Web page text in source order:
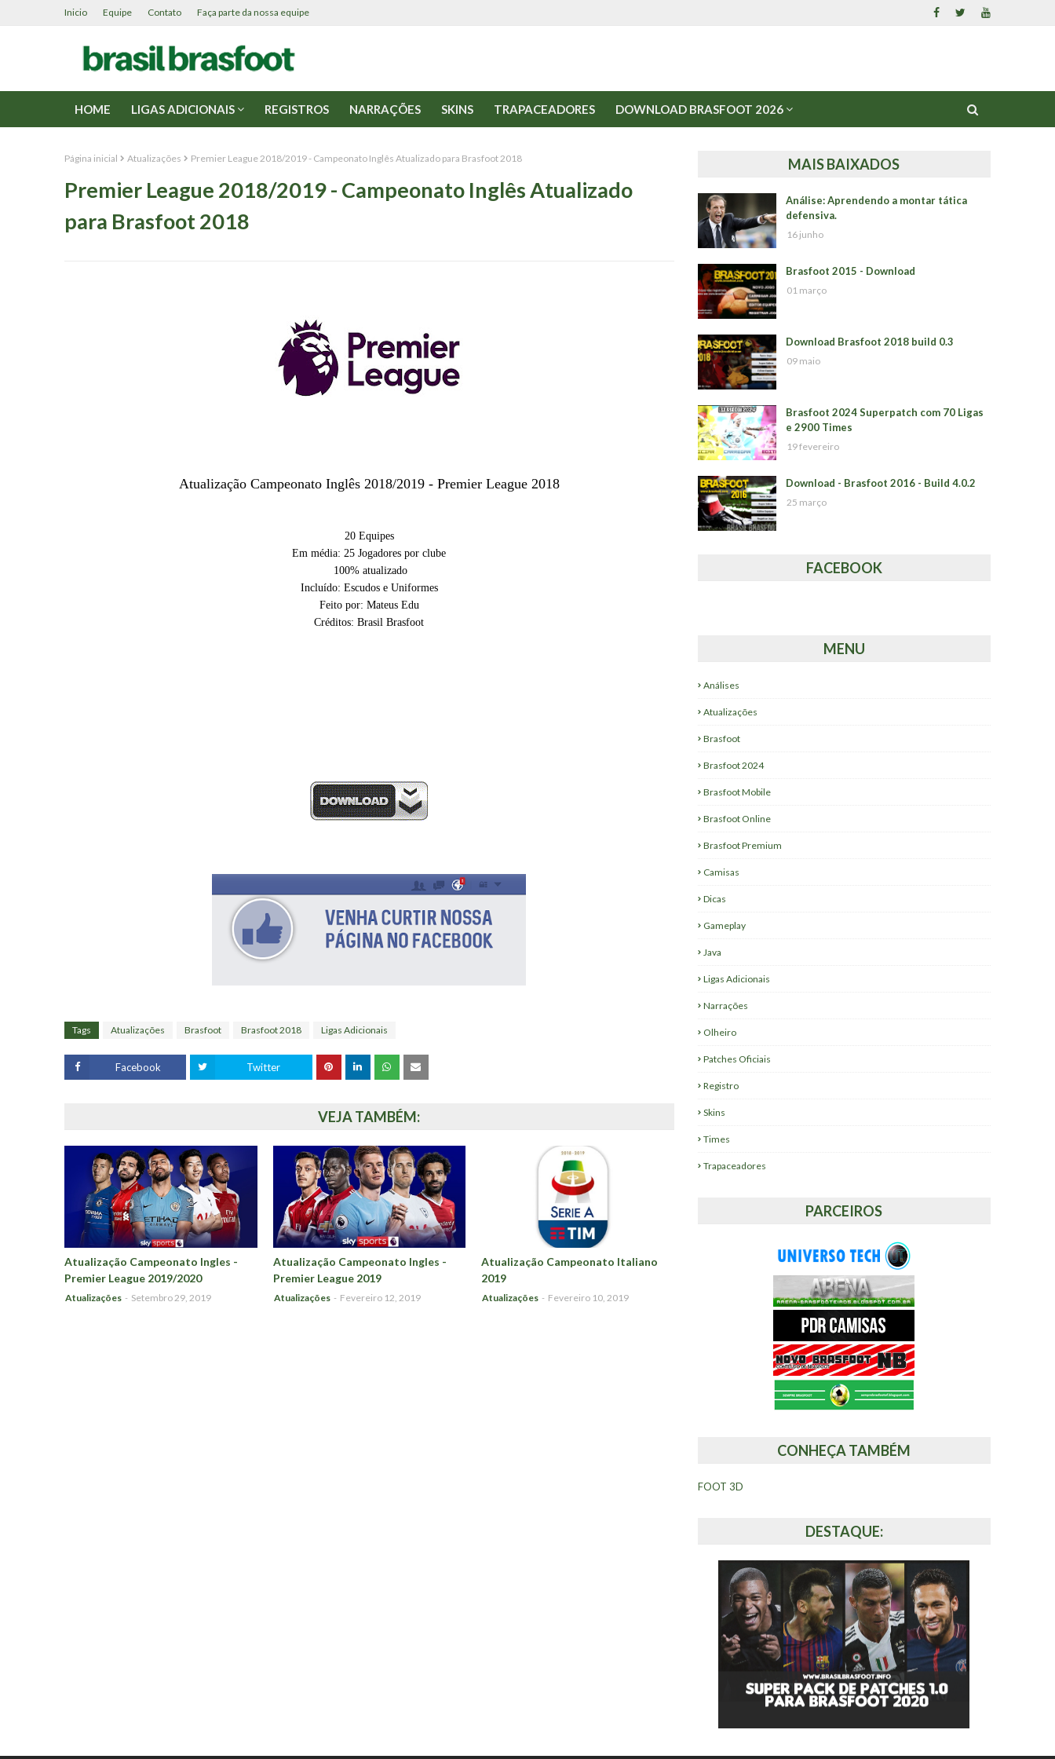
Inicio Equipe Contato Faça parte da nossa equipe
HOME LIGAS ADICIONAIS REGISTROS NARRAÇÕES SKINS TRAPACEADORES DOWNLOAD BRASFOOT 2026
Página inicial Atualizações Premier League 2018/2019 - Campeonato Inglês Atualizado para Brasfoot 2018
Premier League 2018/2019 - Campeonato Inglês Atualizado
para Brasfoot 2018
Atualização Campeonato Inglês 2018/2019 - Premier League 2018
20 Equipes
Em média: 25 Jogadores por clube
100% atualizado
Incluído: Escudos e Uniformes
Feito por: Mateus Edu
Créditos: Brasil Brasfoot
Tags Atualizações Brasfoot Brasfoot 2018 Ligas Adicionais
Facebook Twitter
VEJA TAMBÉM:
Atualização Campeonato Ingles -
Premier League 2019/2020
Atualizações - Setembro 29, 2019
Atualização Campeonato Ingles -
Premier League 2019
Atualizações - Fevereiro 12, 2019
Atualização Campeonato Italiano
2019
Atualizações - Fevereiro 10, 2019
MAIS BAIXADOS
Análise: Aprendendo a montar tática
defensiva.
16 junho
Brasfoot 2015 - Download
01 março
Download Brasfoot 2018 build 0.3
09 maio
Brasfoot 2024 Superpatch com 70 Ligas
e 2900 Times
19 fevereiro
Download - Brasfoot 2016 - Build 4.0.2
25 março
FACEBOOK
MENU
Análises
Atualizações
Brasfoot
Brasfoot 2024
Brasfoot Mobile
Brasfoot Online
Brasfoot Premium
Camisas
Dicas
Gameplay
Java
Ligas Adicionais
Narrações
Olheiro
Patches Oficiais
Registro
Skins
Times
Trapaceadores
PARCEIROS
CONHEÇA TAMBÉM
FOOT 3D
DESTAQUE: